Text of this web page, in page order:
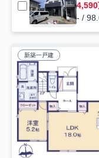
4,590
- /
新築一戸建